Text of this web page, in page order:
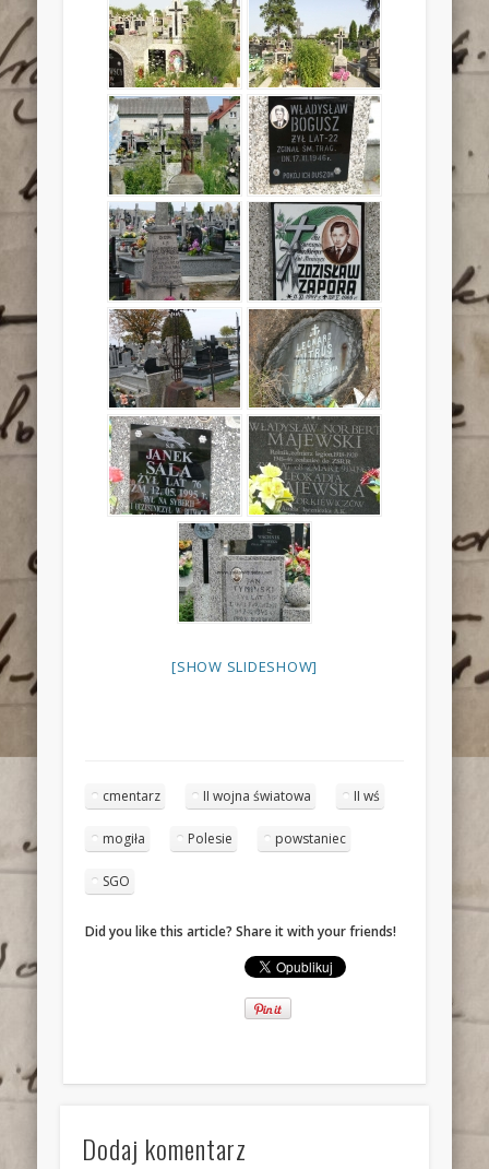
[SHOW SLIDESHOW]
cmentarz II wojna światowa II wś
mogiła Polesie powstaniec
SGO
Did you like this article? Share it with your friends!
Dodaj komentarz